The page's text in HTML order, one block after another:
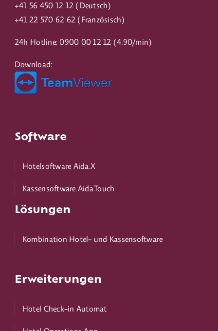
+41 56 450 12 12 (Deutsch)
+41 22 570 62 62 (Französisch)
24h Hotline:0900 00 12 12 (4.90/min)
Download:
Software
Hotelsoftware Aida.X
Kassensoftware Aida.Touch
Lösungen
Kombination Hotel- und Kassensoftware
Erweiterungen
Hotel Check-in Automat